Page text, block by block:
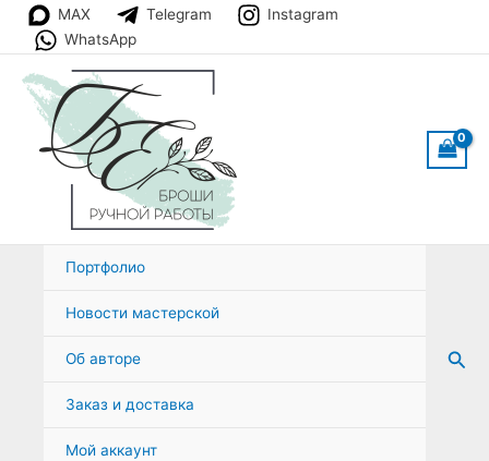
Перейти
содержимому
MAX Telegram
Instagram
WhatsApp
Портфолио
Новости мастерской
Об авторе
Заказ и доставка
Мой аккаунт